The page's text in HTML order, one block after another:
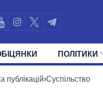
ПОЛIТИКИ
УСІ ПОЛІТИКИ ПРЕЗИДЕНТ І ОФІС
публікацій›Суспільство